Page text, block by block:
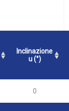
Inclinazione
u (°)
0